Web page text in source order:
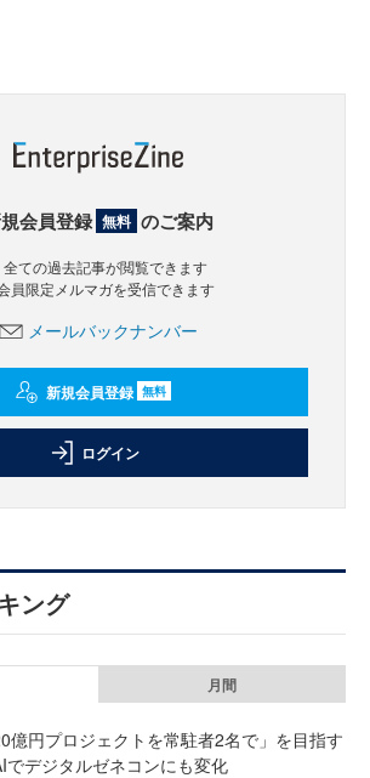
会員登録 無料 のご案内
全ての過去記事が閲覧できます
員限定メルマガを受信できます
メールバックナンバー
新規会員登録 無料
ログイン
ング
月間
億円プロジェクトを常駐者2名で」を目指す
でデジタルゼネコンにも変化